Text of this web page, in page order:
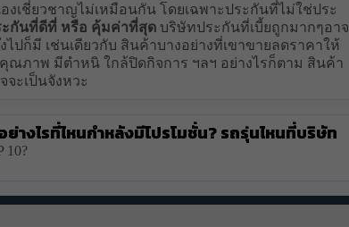
เชี่ยวชาญไม่เหมือนกัน โดยเฉพาะประกันที่ไม่ใช่ประ
ะกันที่ดีที่ หรือ คุ้มค่าที่สุด บริษัทประกันที่เบี้ยถูกมากๆอาจ
ปก็มี เช่นเดียวกับ สินค้าบางอย่างที่เขาขายลดราคาให้
ภาพ มีตำหนิ ใกล้ปิดกิจการ ฯลฯ อย่างไรก็ตาม สินค้า
ะเป็นจังหวะ
งไรที่ไหนกำหลังมีโปรโมชั่น? รถรุ่นไหนที่บริษัท